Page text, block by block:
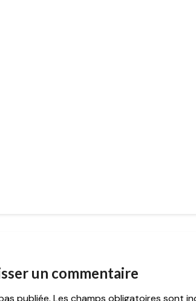
un commentaire
publiée. Les champs obligatoires sont